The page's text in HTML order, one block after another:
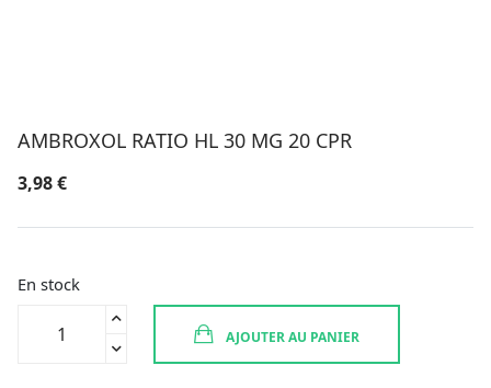
AMBROXOL RATIO HL 30 MG 20 CPR
3,98€
En stock
AJOUTER AU PANIER